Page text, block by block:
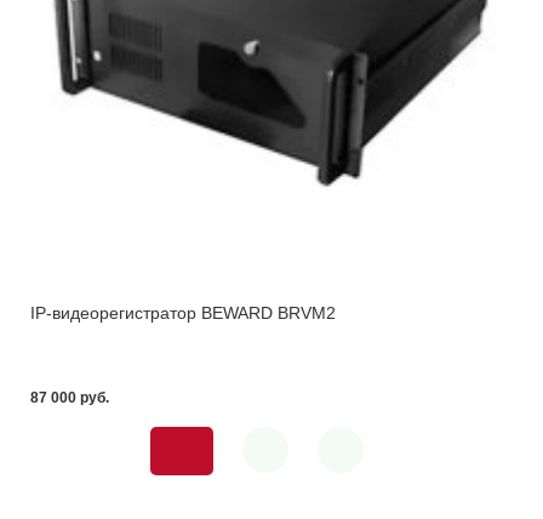
IP-видеорегистратор BEWARD BRVM2
87 000 pуб.